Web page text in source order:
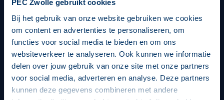
PEC Zwolle gebruikt cookies
Bij het gebruik van onze website gebruiken we cookies
om content en advertenties te personaliseren, om
functies voor social media te bieden en om ons
websiteverkeer te analyseren. Ook kunnen we informatie
delen over jouw gebruik van onze site met onze partners
voor social media, adverteren en analyse. Deze partners
kunnen deze gegevens combineren met andere